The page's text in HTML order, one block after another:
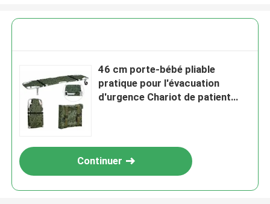
46 cm porte-bébé pliable
pratique pour l'évacuation
d'urgence Chariot de patient
Continuer